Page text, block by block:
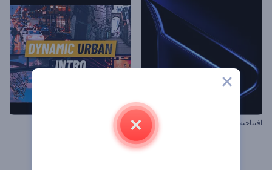
افتتاحية الظلام المتوهج مقدمة ديناميكية حضارية